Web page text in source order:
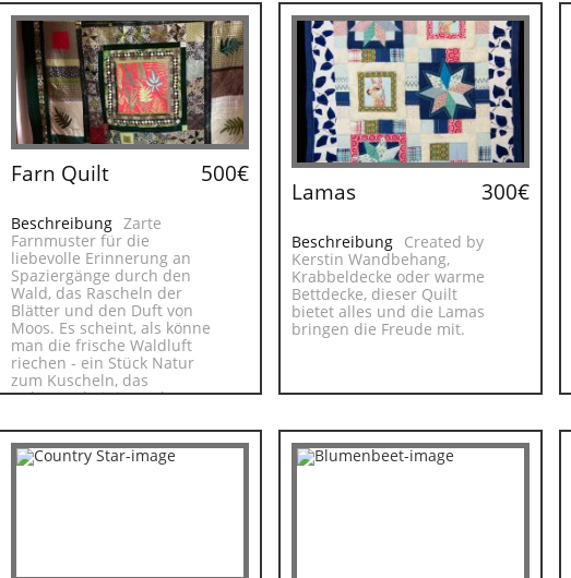
Farn Quilt 500€
Beschreibung Zarte
Farnmuster für die
liebevolle Erinnerung an
Spaziergänge durch den
Wald, das Rascheln der
Blätter und den Duft von
Moos. Es scheint, als könne
man die frische Waldluft
riechen - ein Stück Natur
zum Kuscheln, das
Geborgenheit ins Zuhause
Lamas 300€
Beschreibung Created by
Kerstin Wandbehang,
Krabbeldecke oder warme
Bettdecke, dieser Quilt
bietet alles und die Lamas
bringen die Freude mit.